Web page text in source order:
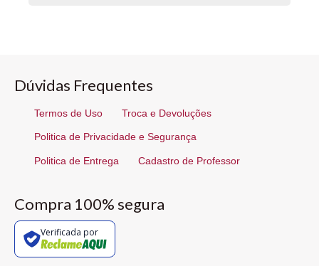
Dúvidas Frequentes
Termos de Uso Troca e Devoluções
Politica de Privacidade e Segurança
Politica de Entrega Cadastro de Professor
Compra 100% segura
Verificada por